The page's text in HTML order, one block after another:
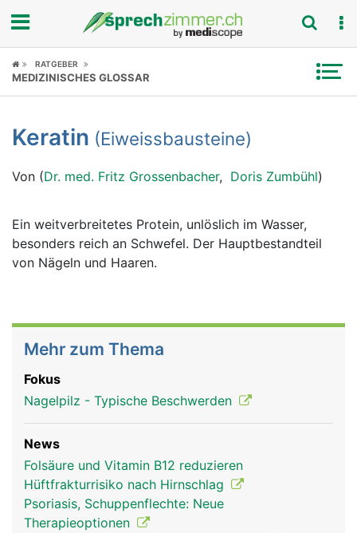
Fokus
Symptome
Untersuchungen
News
Ratgeber
RATGEBER
MEDIZINISCHES GLOSSAR
Keratin (Eiweissbausteine)
Von (Dr. med. Fritz Grossenbacher, Doris Zumbühl)
Ein weitverbreitetes Protein, unlöslich im Wasser,
besonders reich an Schwefel. Der Hauptbestandteil
von Nägeln und Haaren.
Mehr zum Thema
Fokus
Nagelpilz - Typische Beschwerden
News
Folsäure und Vitamin B12 reduzieren
Hüftfrakturrisiko nach Hirnschlag
Psoriasis, Schuppenflechte: Neue
Therapieoptionen